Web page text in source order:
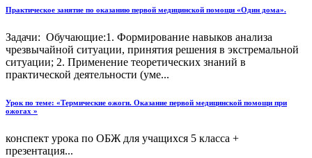
Практическое занятие по оказанию первой медицинской помощи «Один дома».
Задачи: Обучающие:1. Формирование навыков анализа
чрезвычайной ситуации, принятия решения в экстремальной
ситуации; 2. Применение теоретических знаний в
практической деятельности (уме...
Урок по теме: «Термические ожоги. Оказание первой медицинской помощи при
ожогах »
конспект урока по ОБЖ для учащихся 5 класса +
презентация...